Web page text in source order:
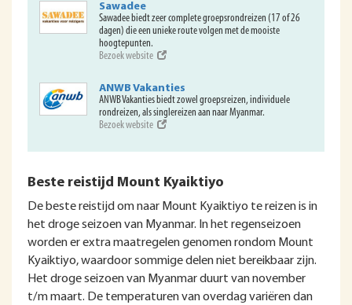
Sawadee
Sawadee biedt zeer complete groepsrondreizen (17 of 26
dagen) die een unieke route volgen met de mooiste
hoogtepunten.
Bezoek website
ANWB Vakanties
ANWB Vakanties biedt zowel groepsreizen, individuele
rondreizen, als singlereizen aan naar Myanmar.
Bezoek website
Beste reistijd Mount Kyaiktiyo
De beste reistijd om naar Mount Kyaiktiyo te reizen is in
het droge seizoen van Myanmar. In het regenseizoen
worden er extra maatregelen genomen rondom Mount
Kyaiktiyo, waardoor sommige delen niet bereikbaar zijn.
Het droge seizoen van Myanmar duurt van november
t/m maart. De temperaturen van overdag variëren dan